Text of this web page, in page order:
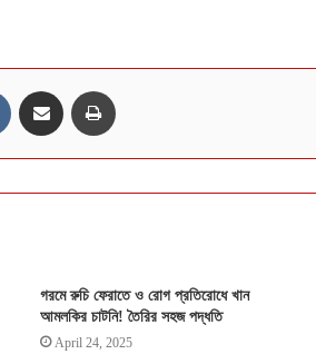
VKontakte Share via Email
গরমে রুচি ফেরাতে ও রোগ প্রতিরোধে খান
আমলকির চাটনি! তৈরির সহজ পদ্ধতি
April 24, 2025